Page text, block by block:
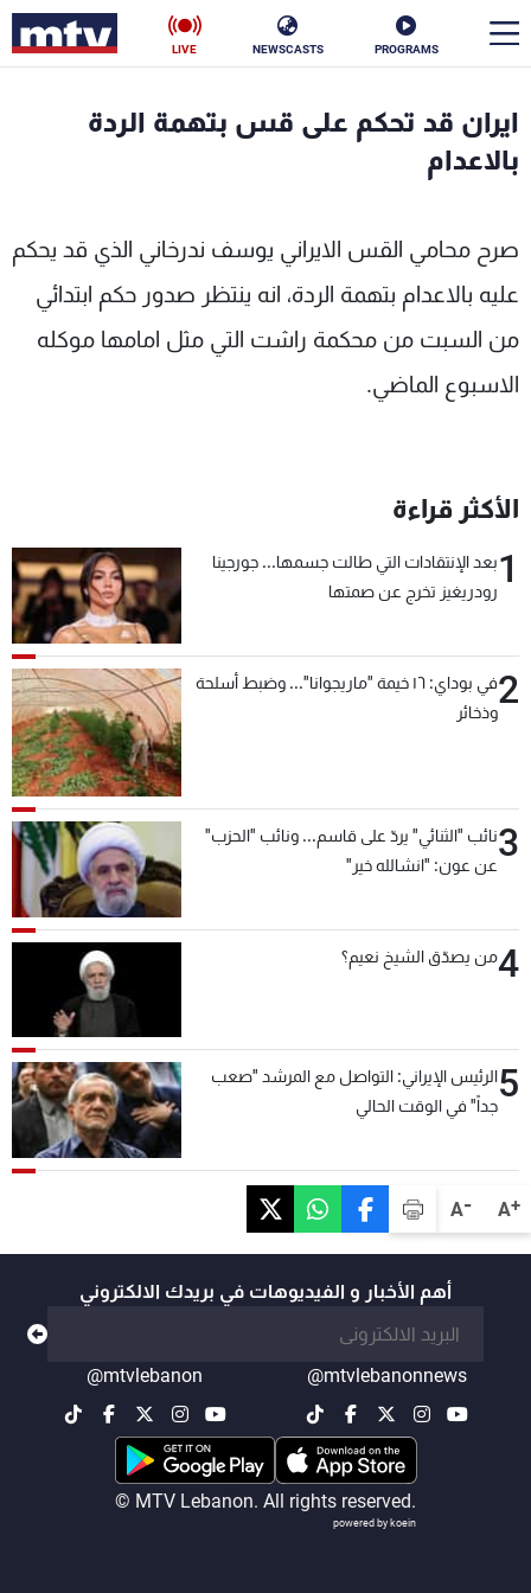
PROGRAMS
NEWSCASTS
LIVE
A+
A-
ايران قد تحكم على قس بتهمة الردة
بالاعدام
صرح محامي القس الايراني يوسف ندرخاني الذي قد يحكم
عليه بالاعدام بتهمة الردة، انه ينتظر صدور حكم ابتدائي
من السبت من محكمة راشت التي مثل امامها موكله
الاسبوع الماضي.
الأكثر قراءة
1بعد الإنتقادات التي طالت جسمها... جورجينا
رودريغيز تخرج عن صمتها
2
في بوداي: ١٦ خيمة "ماريجوانا"... وضبط أسلحة
وذخائر
3نائب "الثنائي" يردّ على قاسم... ونائب "الحزب"
عن عون: "انشالله خير"
4من يصدّق الشيخ نعيم؟
5الرئيس الإيراني: التواصل مع المرشد "صعب
جداً" في الوقت الحالي
أهم الأخبار و الفيديوهات في بريدك الالكتروني
@mtvlebanonnews
@mtvlebanon
© MTV Lebanon. All rights reserved.
powered by koein
الأخبار
إقتصاد
منوعات رياضة
كأس العالم
البرامج
جدول البرامج
شاهد البرامج
الترددات
الإنـتـاج
لاعلاناتكم
تواصل معنا
شروط الإسـتخدام
سياسة الخصوصية